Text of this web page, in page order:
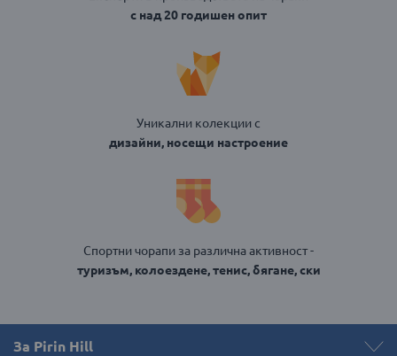
с над 20 годишен опит
Уникални колекции с
дизайни, носещи настроение
Спортни чорапи за различна активност -
туризъм, колоездене, тенис, бягане, ски
За Pirin Hill